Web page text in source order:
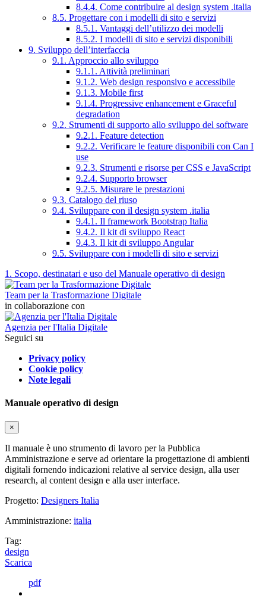
8.4.4. Come contribuire al design system .italia
8.5. Progettare con i modelli di sito e servizi
8.5.1. Vantaggi dell’utilizzo dei modelli
8.5.2. I modelli di sito e servizi disponibili
9. Sviluppo dell’interfaccia
9.1. Approccio allo sviluppo
9.1.1. Attività preliminari
9.1.2. Web design responsivo e accessibile
9.1.3. Mobile first
9.1.4. Progressive enhancement e Graceful
degradation
9.2. Strumenti di supporto allo sviluppo del software
9.2.1. Feature detection
9.2.2. Verificare le feature disponibili con Can I
use
9.2.3. Strumenti e risorse per CSS e JavaScript
9.2.4. Supporto browser
9.2.5. Misurare le prestazioni
9.3. Catalogo del riuso
9.4. Sviluppare con il design system .italia
9.4.1. Il framework Bootstrap Italia
9.4.2. Il kit di sviluppo React
9.4.3. Il kit di sviluppo Angular
9.5. Sviluppare con i modelli di sito e servizi
1. Scopo, destinatari e uso del Manuale operativo di design
Team per la Trasformazione Digitale
in collaborazione con
Agenzia per l'Italia Digitale
Seguici su
Privacy policy
Cookie policy
Note legali
Manuale operativo di design
×
Il manuale è uno strumento di lavoro per la Pubblica
Amministrazione e serve ad orientare la progettazione di ambienti
digitali fornendo indicazioni relative al service design, alla user
research, al content design e alla user interface.
Progetto: Designers Italia
Amministrazione: italia
Tag:
design
Scarica
pdf